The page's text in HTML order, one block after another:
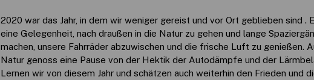
2020 war das Jahr, in dem wir weniger gereist und vor Ort geblieben sind .
eine Gelegenheit, nach draußen in die Natur zu gehen und lange
machen, unsere Fahrräder abzuwischen und die frische Luft zu genießen.
Natur genoss eine Pause von der Hektik der Autodämpfe und der
Lernen wir von diesem Jahr und schätzen auch weiterhin den Frieden und